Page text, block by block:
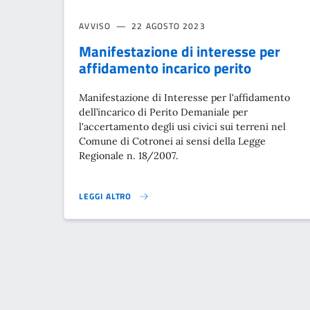
AVVISO 22 AGOSTO 2023
Manifestazione di interesse per
affidamento incarico perito
Manifestazione di Interesse per l'affidamento
dell’incarico di Perito Demaniale per
l'accertamento degli usi civici sui terreni nel
Comune di Cotronei ai sensi della Legge
Regionale n. 18/2007.
LEGGI ALTRO
MANIFESTAZIONE DI INTERESSE PER AFFIDAMENTO